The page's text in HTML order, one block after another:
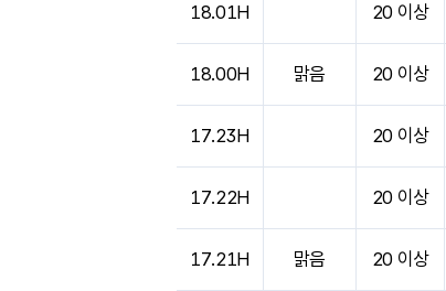
18.01H 20 이상
18.00H 맑음 20 이상
17.23H 20 이상
17.22H 20 이상
17.21H 맑음 20 이상